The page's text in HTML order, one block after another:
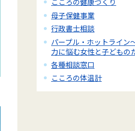
母子保健事業
行政書士相談
パープル・ホットライン
力に悩む女性と子どもの
各種相談窓口
こころの体温計